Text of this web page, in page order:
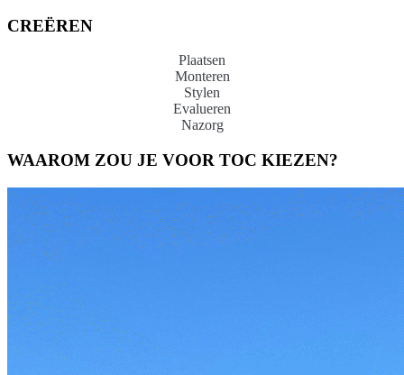
CREËREN
Plaatsen
Monteren
Stylen
Evalueren
Nazorg
WAAROM ZOU JE VOOR TOC KIEZEN?